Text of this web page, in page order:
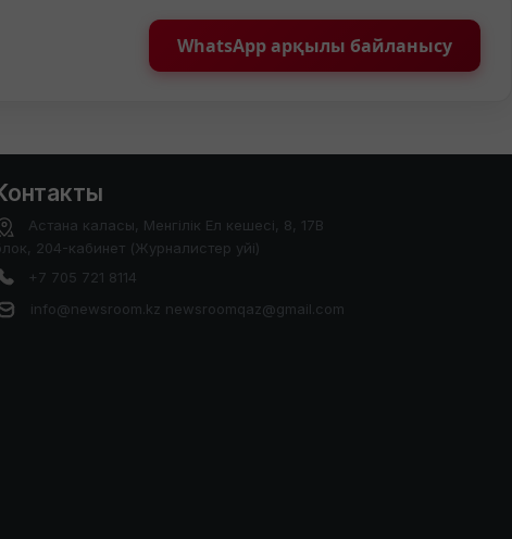
WhatsApp арқылы байланысу
Астана каласы, Менгілік Ел кешесі, 8, 17В
204-кабинет (Журналистер уйі)
+7 705 721 8114
info@newsroom.kz newsroomqaz@gmail.com